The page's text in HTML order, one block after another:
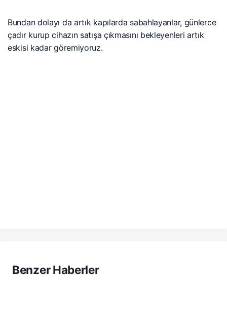
Bundan dolayı da artık kapılarda sabahlayanlar, günlerce
çadır kurup cihazın satışa çıkmasını bekleyenleri artık
eskisi kadar göremiyoruz.
Benzer Haberler